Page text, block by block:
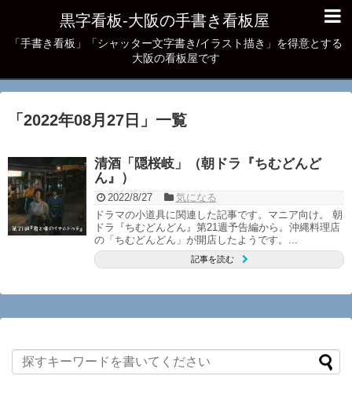
黒字看板‐大阪の手書き看板屋
「手書き看板」「シャッター文字書き/イラスト描き」を得意とする
大阪の看板屋です
「 2022年08月27日 」 一覧
清酒「隠桜岐」（朝ドラ『ちむどんど
ん』）
2022/8/27
気になる
ドラマの小道具に関連した記事です。マニア向け。 朝
ドラ『ちむどんどん』第21週予告編から。沖縄料理店
の「ちむどんどん」が開店したようです。...
記事を読む